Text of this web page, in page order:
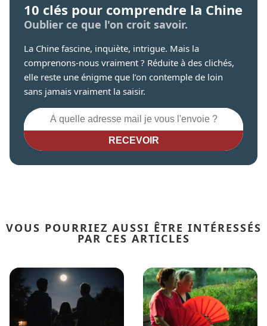
10 clés pour comprendre la Chine
Oublier ce que l'on croit savoir.
La Chine fascine, inquiète, intrigue. Mais la
comprenons-nous vraiment ? Réduite à des clichés,
elle reste une énigme que l’on contemple de loin
sans jamais vraiment la saisir.
RECEVOIR
VOUS POURRIEZ AUSSI ÊTRE INTÉRESSÉS
PAR CES ARTICLES